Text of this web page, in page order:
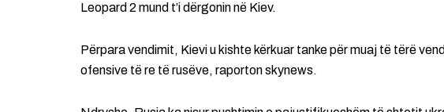
Leopard 2 mund t’i dërgonin në Kiev.
Përpara vendimit, Kievi u kishte kërkuar tanke për muaj të tërë
ofensive të re të rusëve, raporton skynews.